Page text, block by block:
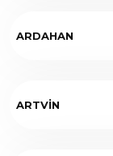
ARDAHAN
ARTVİN